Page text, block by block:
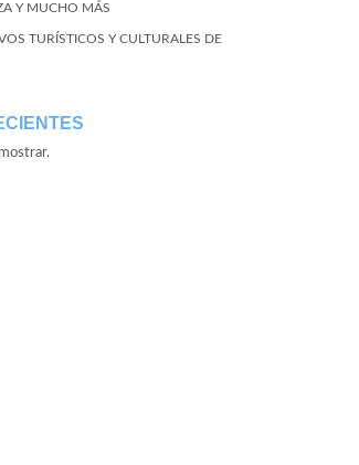
Y MUCHO MÁS
TURÍSTICOS Y CULTURALES DE